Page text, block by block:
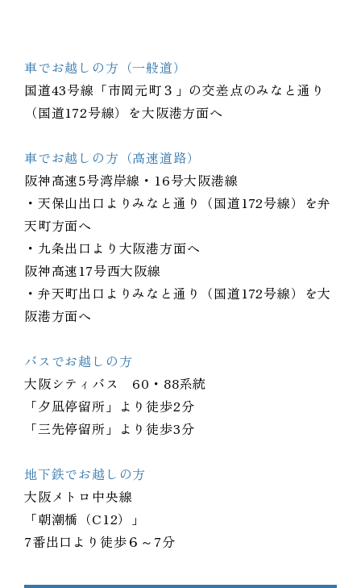
車でお越しの方（一般道）
国道43号線 「市岡元町３」の交差点のみなと通り
（国道172号線）を大阪港方面へ
車でお越しの方（高速道路）
阪神高速5号湾岸線・16号大阪港線
・天保山出口よりみなと通り（国道172号線）を弁
天町方面へ
・九条出口より大阪港方面へ
阪神高速17号西大阪線
・弁天町出口よりみなと通り（国道172号線）を大
阪港方面へ
バスでお越しの方
大阪シティバス 60・88系統
「夕凪停留所」より徒歩2分
「三先停留所」より徒歩3分
地下鉄でお越しの方
大阪メトロ中央線
「朝潮橋（C12）」
7番出口より徒歩６～7分